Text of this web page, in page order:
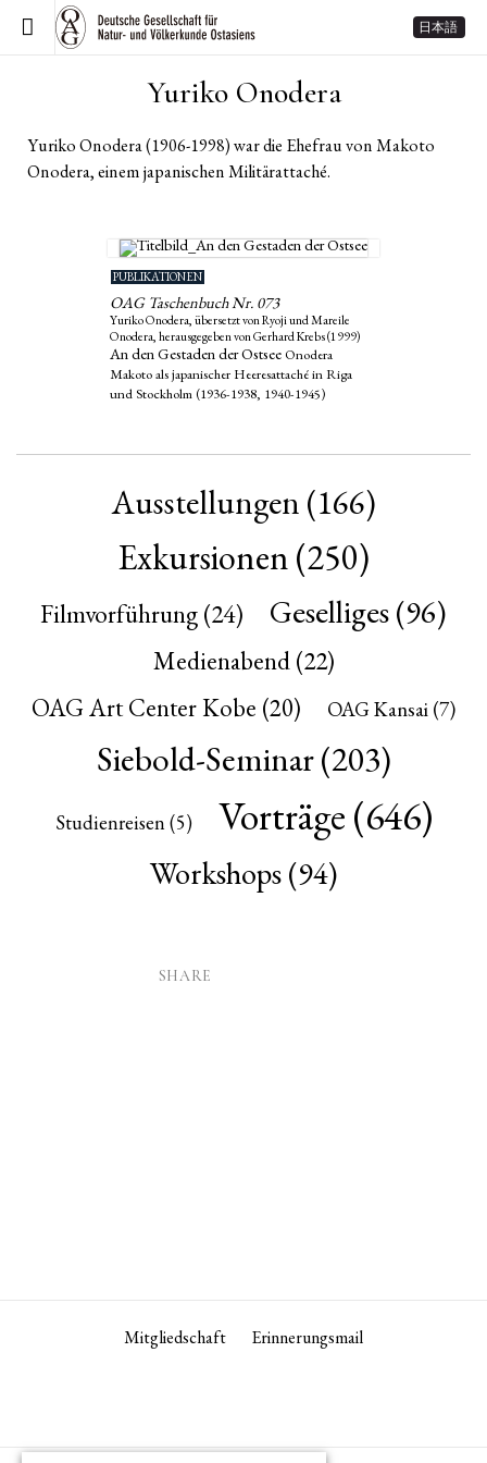
日本語
Yuriko Onodera
Yuriko Onodera (1906-1998) war die Ehefrau von Makoto
Onodera, einem japanischen Militärattaché.
PUBLIKATIONEN
OAG Taschenbuch Nr. 073
Yuriko Onodera, übersetzt von Ryoji und Mareile
Onodera, herausgegeben von Gerhard Krebs (1999)
An den Gestaden der Ostsee Onodera
Makoto als japanischer Heeresattaché in Riga
und Stockholm (1936-1938, 1940-1945)
Ausstellungen (166)
Exkursionen(250)
Filmvorführung(24) Geselliges(96)
Medienabend(22)
OAG Art Center Kobe (20) OAG Kansai (7)
Siebold-Seminar(203)
Studienreisen (5) Vorträge(646)
Workshops(94)
SHARE
Mitgliedschaft Erinnerungsmail